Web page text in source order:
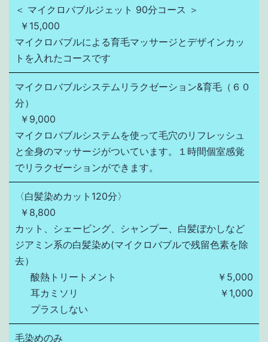
＜ マイクロバブルジェット 90分コース ＞
￥15,000
マイクロバブルによる育毛マッサージとデザインカッ
トを入れたコースです
マイクロバブルシステムリラクゼーション&育毛（６０
分）
￥9,000
マイクロバブルシステムを使って毛穴のリフレッシュ
と全身のマッサージがついています。１時間個室感覚
でリラクゼーションができます。
〈白髪染めカット120分〉
￥8,800
カット、シェービング、シャンプー、白髪ぼかしなど
ジアミン系の白髪染め(マイクロバブルで残留色素を除
去）
酸熱トリートメント
￥5,000
耳カミソリ
￥1,000
プラスしない
毛染めのみ